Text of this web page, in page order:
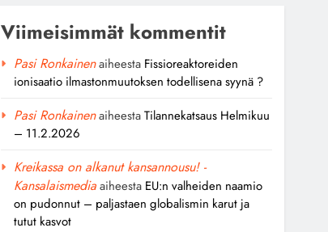
Viimeisimmät kommentit
Pasi Ronkainenaiheesta Fissioreaktoreiden
ionisaatio ilmastonmuutoksen todellisena syynä ?
Pasi RonkainenaiheestaTilannekatsaus Helmikuu
– 11.2.2026
Kreikassa on alkanut kansannousu! -
Kansalaismediaaiheesta EU:n valheiden naamio
on pudonnut – paljastaen globalismin karut ja
tutut kasvot